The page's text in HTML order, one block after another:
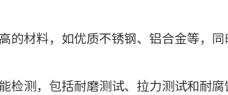
材料，如优质不锈钢、铝合金等，同
测，包括耐磨测试、拉力测试和耐腐